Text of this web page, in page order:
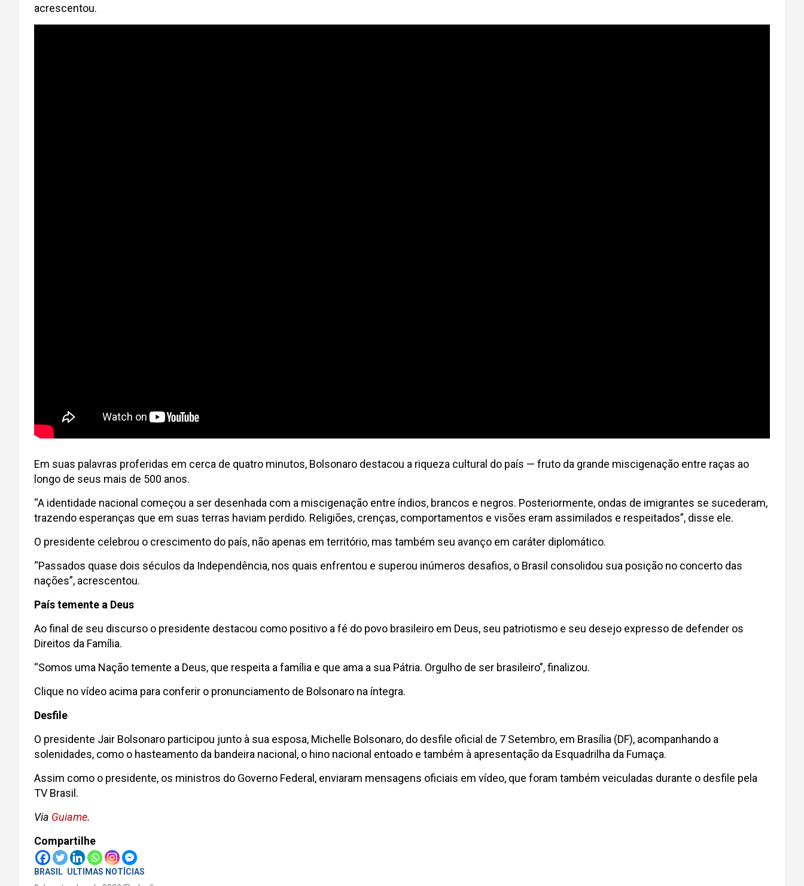
acrescentou.
Em suas palavras proferidas em cerca de quatro minutos, Bolsonaro destacou a riqueza cultural do país — fruto da grande miscigenação entre raças ao
longo de seus mais de 500 anos.
“A identidade nacional começou a ser desenhada com a miscigenação entre índios, brancos e negros. Posteriormente, ondas de imigrantes se sucederam,
trazendo esperanças que em suas terras haviam perdido. Religiões, crenças, comportamentos e visões eram assimilados e respeitados”, disse ele.
O presidente celebrou o crescimento do país, não apenas em território, mas também seu avanço em caráter diplomático.
“Passados quase dois séculos da Independência, nos quais enfrentou e superou inúmeros desafios, o Brasil consolidou sua posição no concerto das
nações”, acrescentou.
País temente a Deus
Ao final de seu discurso o presidente destacou como positivo a fé do povo brasileiro em Deus, seu patriotismo e seu desejo expresso de defender os
Direitos da Família.
“Somos uma Nação temente a Deus, que respeita a família e que ama a sua Pátria. Orgulho de ser brasileiro”, finalizou.
Clique no vídeo acima para conferir o pronunciamento de Bolsonaro na íntegra.
Desfile
O presidente Jair Bolsonaro participou junto à sua esposa, Michelle Bolsonaro, do desfile oficial de 7 Setembro, em Brasília (DF), acompanhando a
solenidades, como o hasteamento da bandeira nacional, o hino nacional entoado e também à apresentação da Esquadrilha da Fumaça.
Assim como o presidente, os ministros do Governo Federal, enviaram mensagens oficiais em vídeo, que foram também veiculadas durante o desfile pela
TV Brasil.
Via Guiame.
Compartilhe
BRASIL ULTIMAS NOTÍCIAS